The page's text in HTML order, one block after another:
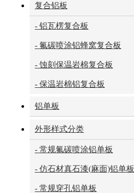
复合铝板
- 铝瓦楞复合板
- 氟碳喷涂铝蜂窝复合板
- 蚀刻保温岩棉复合板
- 保温岩棉铝复合板
铝单板
外形样式分类
- 常规氟碳喷涂铝单板
- 仿石材真石漆(麻面)铝单板
- 常规穿孔铝单板